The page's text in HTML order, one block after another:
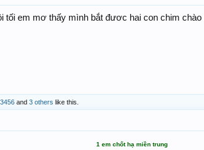
tối em mơ thấy mình bắt đươc hai con chim
and 3 others like this.
1 em chốt hạ miền trung